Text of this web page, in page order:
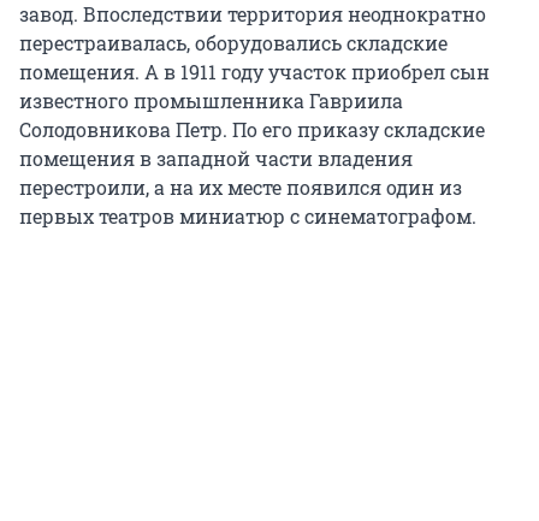
завод. Впоследствии территория неоднократно
перестраивалась, оборудовались складские
помещения. А в 1911 году участок приобрел сын
известного промышленника Гавриила
Солодовникова Петр. По его приказу складские
помещения в западной части владения
перестроили, а на их месте появился один из
первых театров миниатюр с синематографом.